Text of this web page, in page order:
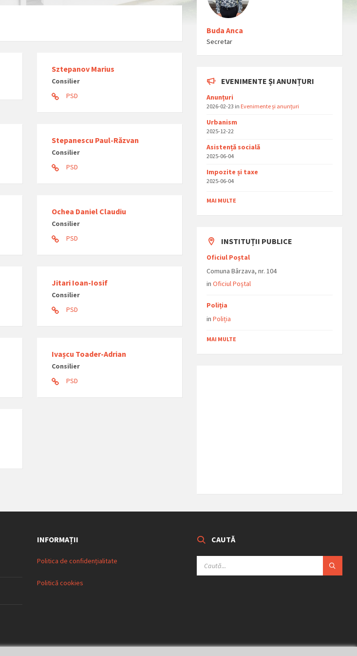
Sztepanov Marius
Consilier
PSD
Stepanescu Paul-Răzvan
Consilier
PSD
Ochea Daniel Claudiu
Consilier
PSD
Jitari Ioan-Iosif
Consilier
PSD
Ivașcu Toader-Adrian
Consilier
PSD
Buda Anca
Secretar
EVENIMENTE ȘI ANUNȚURI
Anunțuri
2026-02-23 in Evenimente și anunțuri
Urbanism
2025-12-22
Asistențǎ socialǎ
2025-06-04
Impozite și taxe
2025-06-04
MAI MULTE
INSTITUȚII PUBLICE
Oficiul Poștal
Comuna Bârzava, nr. 104
inOficiul Poștal
Poliția
inPoliția
MAI MULTE
INFORMAȚII
Politica de confidențialitate
Politică cookies
CAUTĂ